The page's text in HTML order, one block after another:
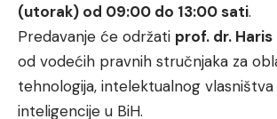
(utorak) od 09:00 do 13:00 sati.
Predavanje će održati prof. dr. Haris
od vodećih pravnih stručnjaka za
tehnologija, intelektualnog
inteligencije u BiH.